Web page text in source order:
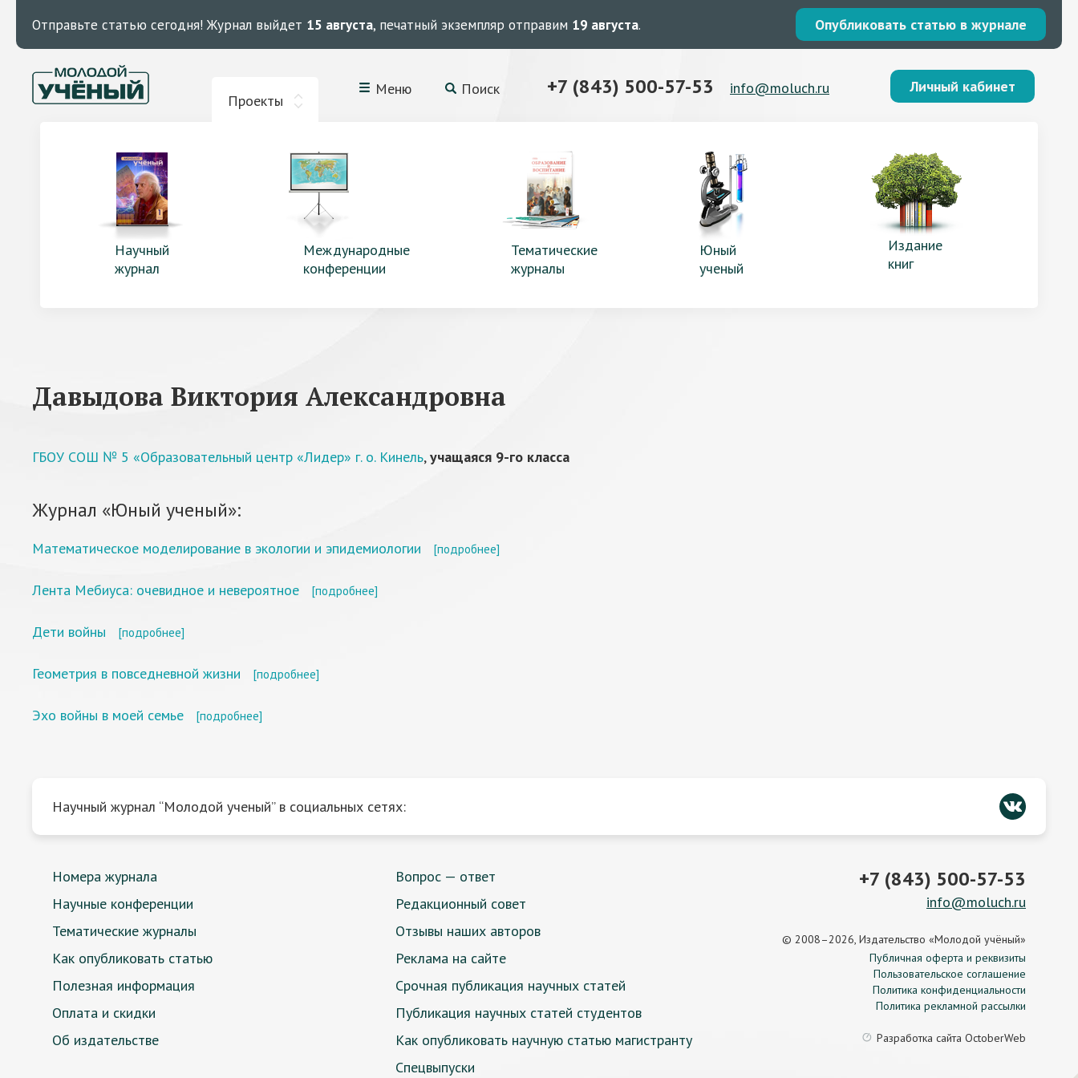
Отправьте статью сегодня! Журнал выйдет 15 августа, печатный экземпляр отправим 19 августа. Опубликовать статью в журнале
Проекты
Меню Поиск +7 (843) 500-57-53 info@moluch.ru Личный кабинет
Научный
журнал
Международные
конференции
Тематические
журналы
Юный
ученый
Издание
книг
Давыдова Виктория Александровна
ГБОУ СОШ № 5 «Образовательный центр «Лидер» г. о. Кинель,учащаяся 9-го класса
Журнал «Юный ученый»:
Математическое моделирование в экологии и эпидемиологии [подробнее]
Лента Мебиуса: очевидное и невероятное [подробнее]
Дети войны [подробнее]
Геометрия в повседневной жизни [подробнее]
Эхо войны в моей семье [подробнее]
Научный журнал “Молодой ученый” в социальных сетях:
Номера журнала
Научные конференции
Тематические журналы
Как опубликовать статью
Полезная информация
Оплата и скидки
Об издательстве
Вопрос — ответ
Редакционный совет
Отзывы наших авторов
Реклама на сайте
Срочная публикация научных статей
Публикация научных статей студентов
Как опубликовать научную статью магистранту
Спецвыпуски
+7 (843) 500-57-53
info@moluch.ru
© 2008–2026, Издательство «Молодой учёный»
Публичная оферта и реквизиты
Пользовательское соглашение
Политика конфиденциальности
Политика рекламной рассылки
Разработка сайта OctoberWeb